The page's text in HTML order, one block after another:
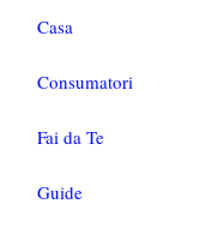
Casa
Consumatori
Fai da Te
Guide